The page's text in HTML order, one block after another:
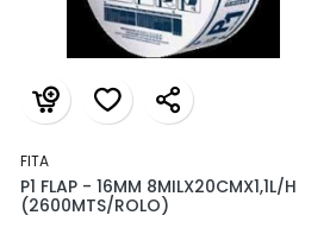
FITA
P1 FLAP - 16MM 8MILX20CMX1,1L/H
(2600MTS/ROLO)